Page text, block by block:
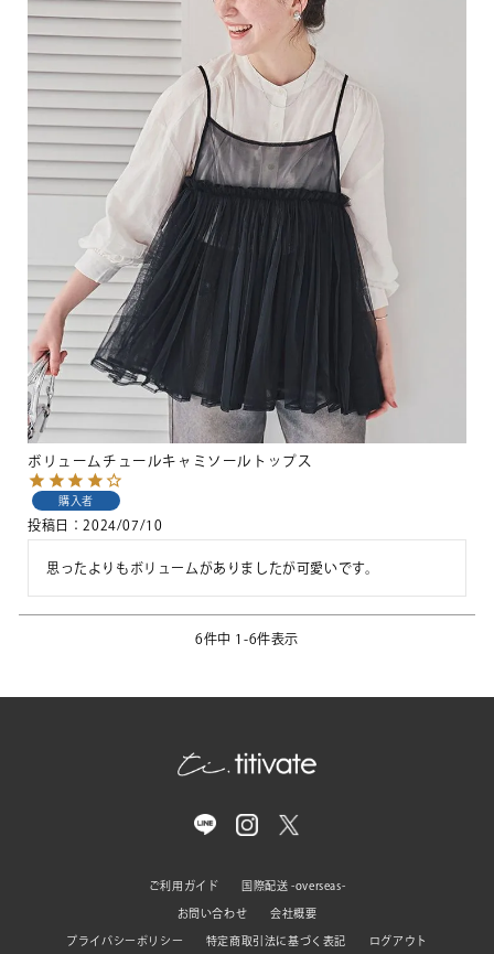
ボリュームチュールキャミソールトップス
購入者
投稿日 2024/07/10
思ったよりもボリュームがありましたが可愛いです。
6件中 1 -6件表示
ご利用ガイド 国際配送 -overseas-
お問い合わせ 会社概要
プライバシーポリシー 特定商取引法に基づく表記 ログアウト